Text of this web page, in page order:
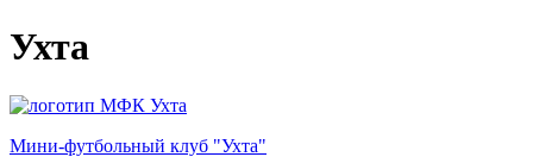
Ухта
Мини-футбольный клуб "Ухта"